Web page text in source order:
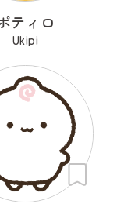
ティロ
Ukipi